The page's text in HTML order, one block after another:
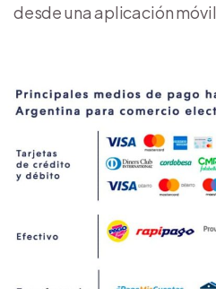
desde una aplicación móvil.